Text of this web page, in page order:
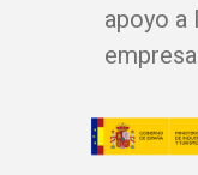
apoyo a